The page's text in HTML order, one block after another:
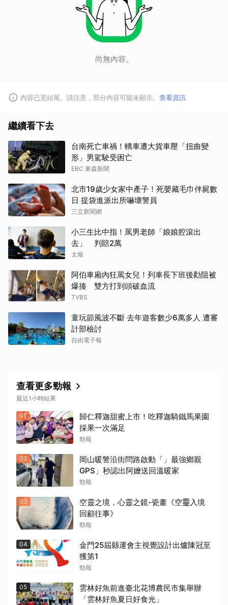
尚無內容。
內容已至結尾。請注意，部分內容可能未顯示。 查看資訊
繼續看下去
台南死亡車禍！轎車遭大貨車壓「扭曲變
形」男駕駛受困亡
EBC 東森新聞
北市19歲少女家中產子！死嬰藏毛巾伴屍數
日 提袋進派出所嚇壞警員
三立新聞網
小三生比中指！罵男老師「娘娘腔滾出
去」 判賠2萬
太報
阿伯車廂內狂罵女兒！列車長下班後勸阻被
爆揍 雙方打到頭破血流
TVBS
童玩節風波不斷 去年遊客數少6萬多人 遭審
計部檢討
自由電子報
查看更多勁報
最近1小時結果
01
歸仁釋迦甜蜜上市！吃釋迦騎鐵馬果園
採果一次滿足
勁報
02
岡山暖警沿街問路啟動「」最強鄉親
GPS」秒認出阿嬤送回溫暖家
勁報
03
空靈之境，心靈之鏡-瓷畫《空𩆜入境
回顧往事》
勁報
04
金門25屆縣運會主視覺設計出爐陳冠至
獲第1
勁報
05
雲林好魚前進臺北花博農民市集舉辦
「雲林好魚夏日好食光」